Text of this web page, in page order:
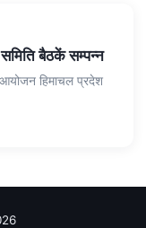
बैठकें सम्पन्न
हिमाचल प्रदेश